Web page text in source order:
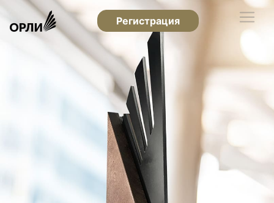
Регистрация